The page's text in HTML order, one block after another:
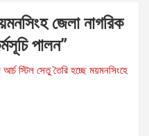
জেলা নাগরিক
পালন”
আর্চ স্টিল সেতু তৈরি হচ্ছে ময়মনসিংহে